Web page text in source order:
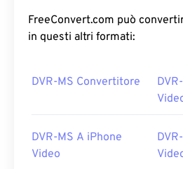
FreeConvert.com può convertire i
in questi altri formati:
DVR-MS Convertitore
DVR-MS A iPhone
Video